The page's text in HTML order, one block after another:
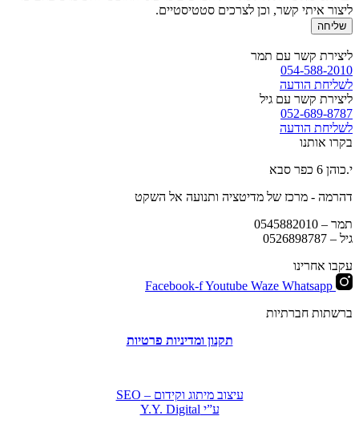
ליצור איתי קשר, וכן לצרכים סטטיסטיים.
שליחה
ליצירת קשר עם תמר
054-588-2010
לשליחת הודעה
ליצירת קשר עם גיל
052-689-8787
לשליחת הודעה
בקרו אותנו
י.כוהן 6 כפר סבא
דהרמה - מרכז של מדיטציה ותנועה אל השקט
תמר – 0545882010
גיל – 0526898787
עקבו אחרינו
Facebook-fYoutube Waze Whatsapp
ברשתות חברתיות
תקנון ומדיניות פרטיות
עיצוב מיתוג וקידום – SEO
ע”י Y.Y. Digital